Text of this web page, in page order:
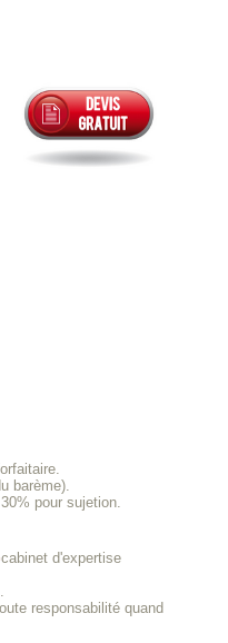
barème).
pour sujetion.
cabinet d'expertise
responsabilité quand